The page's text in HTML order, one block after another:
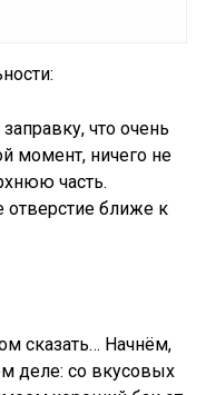
что очень
момент, ничего не
часть.
отверстие ближе к
сказать… Начнём,
деле: со вкусовых